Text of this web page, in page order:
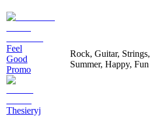
Feel
Good
Promo
Thesieryj
Rock, Guitar, Strings,
Summer, Happy, Fun